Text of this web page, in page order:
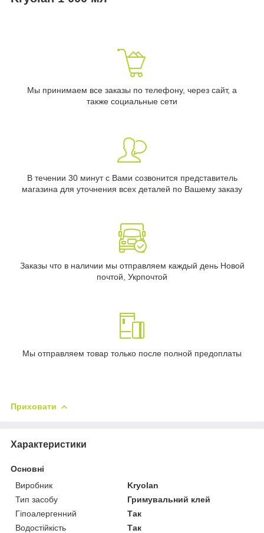
Мы принимаем все заказы по телефону, через сайт, а
также социальные сети
В течении 30 минут с Вами созвонится представитель
магазина для уточнения всех деталей по Вашему заказу
Заказы что в наличии мы отправляем каждый день Новой
почтой, Укрпочтой
Мы отправляем товар только после полной предоплаты
Приховати
Характеристики
Основні
Виробник
Kryolan
Тип засобу
Гримувальний клей
Гіпоалергенний
Так
Водостійкість
Так